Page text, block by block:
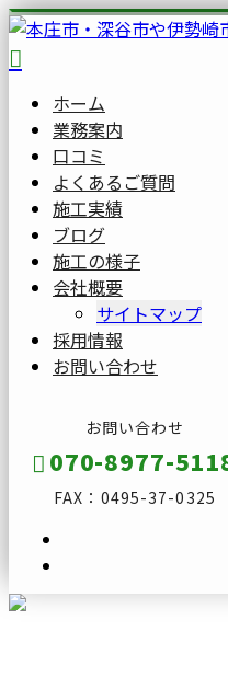
ホーム
業務案内
口コミ
よくあるご質問
施工実績
ブログ
施工の様子
会社概要
サイトマップ
採用情報
お問い合わせ
お問い合わせ
070-8977-
FAX：0495-37-0325